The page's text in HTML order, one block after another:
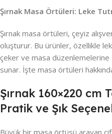
Şırnak Masa Örtüleri: Leke
Şırnak masa örtüleri, çeyiz
oluşturur. Bu ürünler, özellikle
çeker ve masa düzenlemelerine
sunar. İşte masa örtüleri
Şırnak 160×220 cm
Pratik ve Şık
Büyük bir masa örtüsü arayan